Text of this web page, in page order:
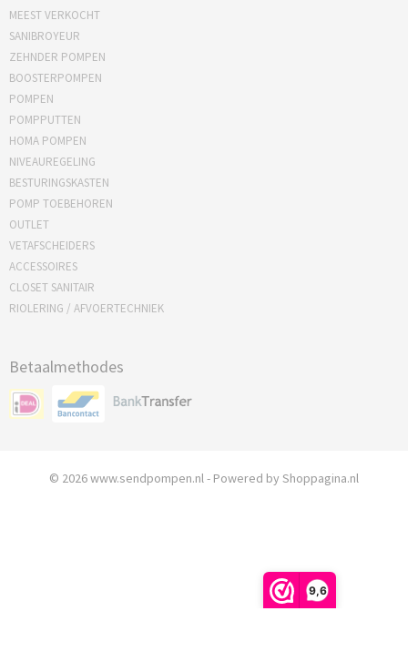
9,6
MEEST VERKOCHT
SANIBROYEUR
ZEHNDER POMPEN
BOOSTERPOMPEN
POMPEN
POMPPUTTEN
HOMA POMPEN
NIVEAUREGELING
BESTURINGSKASTEN
POMP TOEBEHOREN
OUTLET
VETAFSCHEIDERS
ACCESSOIRES
CLOSET SANITAIR
RIOLERING / AFVOERTECHNIEK
Betaalmethodes
© 2026 www.sendpompen.nl - Powered by Shoppagina.nl